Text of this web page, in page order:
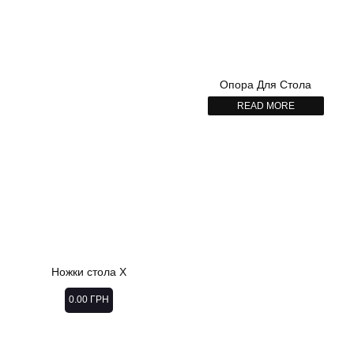
Ножки стола Х
0.00 ГРН
Опора Для Стола
READ MORE